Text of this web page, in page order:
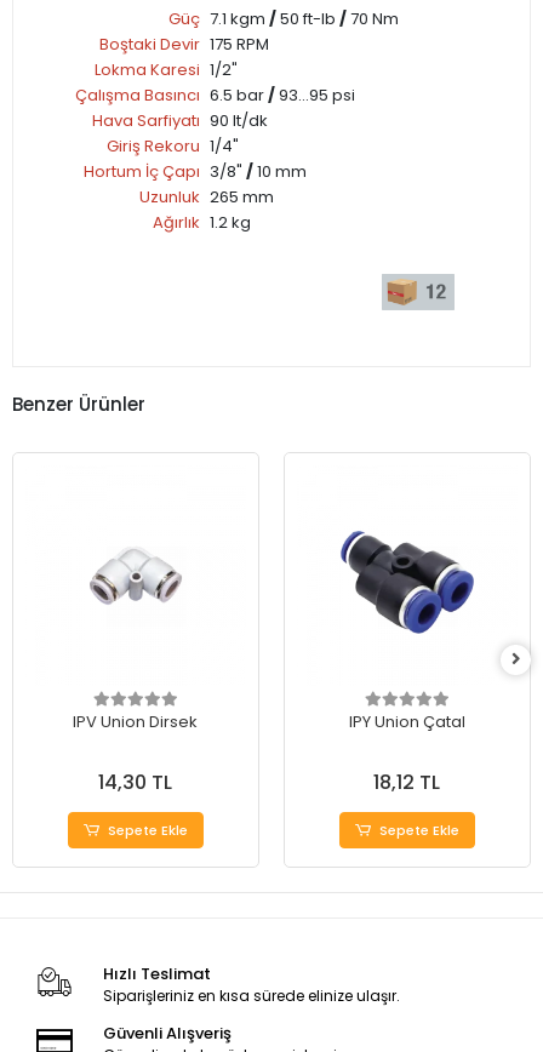
Güç 7.1 kgm /50 ft-lb /70 Nm
Boştaki Devir 175 RPM
Lokma Karesi 1/2"
Çalışma Basıncı 6.5 bar/93...95 psi
Hava Sarfiyatı 90 lt/dk
Giriş Rekoru 1/4"
Hortum İç Çapı 3/8" /10 mm
Uzunluk 265 mm
Ağırlık 1.2 kg
Benzer Ürünler
IPV Union Dirsek
14,30 TL
Sepete Ekle
IPY Union Çatal
18,12 TL
Sepete Ekle
Hızlı Teslimat
Siparişleriniz en kısa sürede elinize ulaşır.
Güvenli Alışveriş